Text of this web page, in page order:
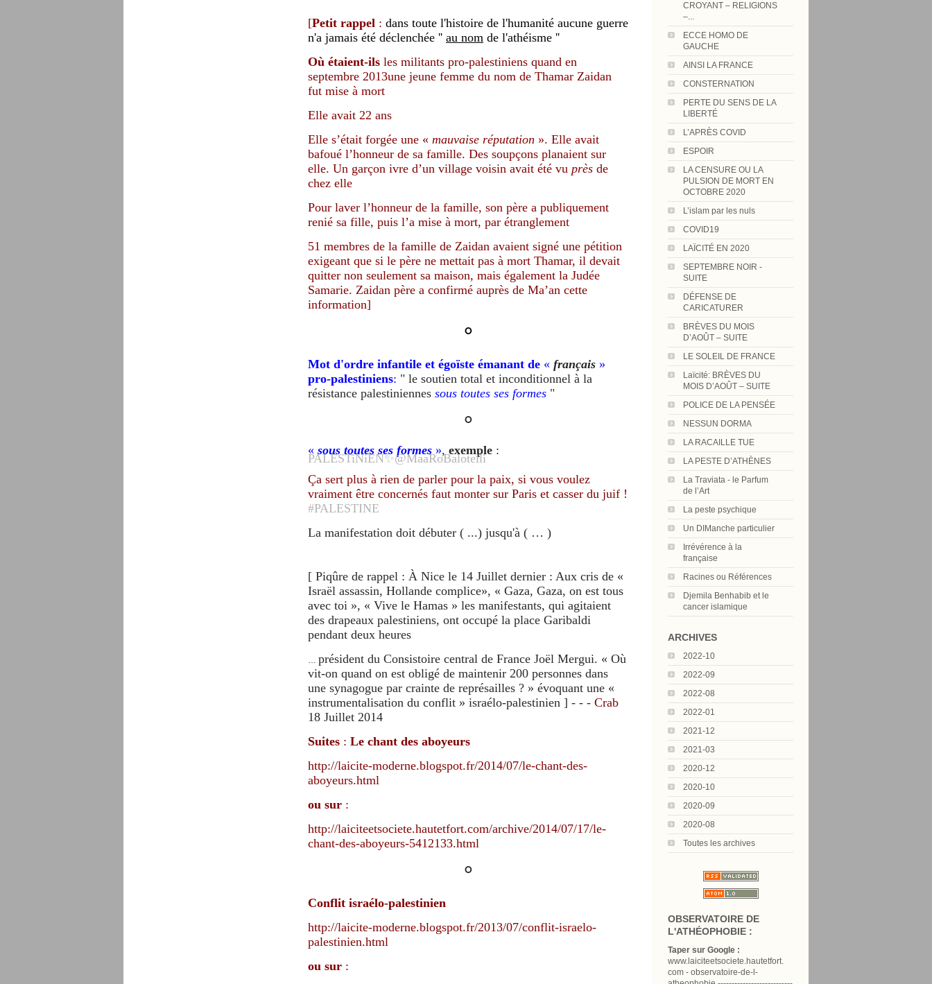
CROYANT – RELIGIONS
–...
ECCE HOMO DE
GAUCHE
AINSI LA FRANCE
CONSTERNATION
PERTE DU SENS DE LA
LIBERTÉ
L’APRÈS COVID
ESPOIR
LA CENSURE OU LA
PULSION DE MORT EN
OCTOBRE 2020
L’islam par les nuls
COVID19
LAÏCITÉ EN 2020
SEPTEMBRE NOIR -
SUITE
DÉFENSE DE
CARICATURER
BRÈVES DU MOIS
D’AOÛT – SUITE
LE SOLEIL DE FRANCE
Laïcité: BRÈVES DU
MOIS D’AOÛT – SUITE
POLICE DE LA PENSÉE
NESSUN DORMA
LA RACAILLE TUE
LA PESTE D’ATHÈNES
La Traviata - le Parfum
de l’Art
La peste psychique
Un DIManche particulier
Irrévérence à la
française
Racines ou Références
Djemila Benhabib et le
cancer islamique
ARCHIVES
2022-10
2022-09
2022-08
2022-01
2021-12
2021-03
2020-12
2020-10
2020-09
2020-08
Toutes les archives
OBSERVATOIRE DE
L'ATHÉOPHOBIE :
Taper sur Google :
www.laiciteetsociete.hautetfort.
com - observatoire-de-l-
[Petit rappel : dans toute l'histoire de l'humanité aucune guerre
n'a jamais été déclenchée '' au nom de l'athéisme ''
Où étaient-ils les militants pro-palestiniens quand en
septembre 2013une jeune femme du nom de Thamar Zaidan
fut mise à mort
Elle avait 22 ans
Elle s’était forgée une « mauvaise réputation ». Elle avait
bafoué l’honneur de sa famille. Des soupçons planaient sur
elle. Un garçon ivre d’un village voisin avait été vu près de
chez elle
Pour laver l’honneur de la famille, son père a publiquement
renié sa fille, puis l’a mise à mort, par étranglement
51 membres de la famille de Zaidan avaient signé une pétition
exigeant que si le père ne mettait pas à mort Thamar, il devait
quitter non seulement sa maison, mais également la Judée
Samarie. Zaidan père a confirmé auprès de Ma’an cette
information]
°
Mot d'ordre infantile et égoïste émanant de « français »
pro-palestiniens: " le soutien total et inconditionnel à la
résistance palestiniennes sous toutes ses formes "
°
« sous toutes ses formes », exemple :
PALESTiNiEN✨@MaaRoBalotelli
Ça sert plus à rien de parler pour la paix, si vous voulez
vraiment être concernés faut monter sur Paris et casser du juif !
#PALESTINE
La manifestation doit débuter ( ...) jusqu'à ( … )
[ Piqûre de rappel : À Nice le 14 Juillet dernier : Aux cris de «
Israël assassin, Hollande complice», « Gaza, Gaza, on est tous
avec toi », « Vive le Hamas » les manifestants, qui agitaient
des drapeaux palestiniens, ont occupé la place Garibaldi
pendant deux heures
président du Consistoire central de France Joël Mergui. « Où
vit-on quand on est obligé de maintenir 200 personnes dans
une synagogue par crainte de représailles ? » évoquant une «
instrumentalisation du conflit » israélo-palestinien ] - - - Crab
18 Juillet 2014
Suites : Le chant des aboyeurs
http://laicite-moderne.blogspot.fr/2014/07/le-chant-des-
aboyeurs.html
ou sur :
http://laiciteetsociete.hautetfort.com/archive/2014/07/17/le-
chant-des-aboyeurs-5412133.html
°
Conflit israélo-palestinien
http://laicite-moderne.blogspot.fr/2013/07/conflit-israelo-
palestinien.html
ou sur :